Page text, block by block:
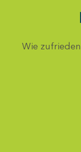
Wie